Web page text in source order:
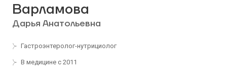
Варламова
Дарья Анатольевна
Гастроэнтеролог-нутрициолог
В медицине с 2011